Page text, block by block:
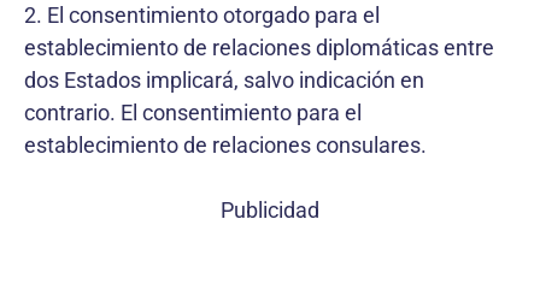
2. El consentimiento otorgado para el
establecimiento de relaciones diplomáticas entre
dos Estados implicará, salvo indicación en
contrario. El consentimiento para el
establecimiento de relaciones consulares.
Publicidad